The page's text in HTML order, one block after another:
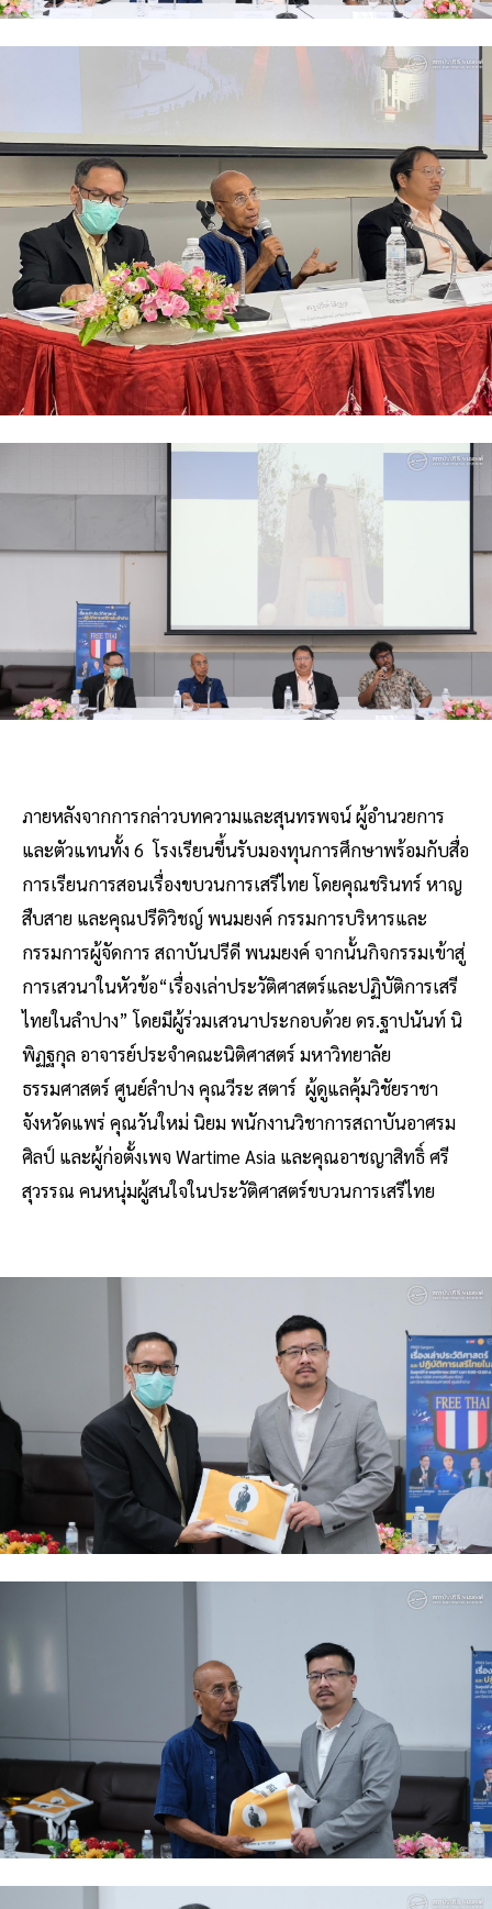
ภายหลังจากการกล่าวบทความและสุนทรพจน์ ผู้อำนวยการ
และตัวแทนทั้ง 6 โรงเรียนขึ้นรับมองทุนการศึกษาพร้อมกับสื่อ
การเรียนการสอนเรื่องขบวนการเสรีไทย โดยคุณชรินทร์ หาญ
สืบสาย และคุณปรีดิวิชญ์ พนมยงค์ กรรมการบริหารและ
กรรมการผู้จัดการ สถาบันปรีดี พนมยงค์ จากนั้นกิจกรรมเข้าสู่
การเสวนาในหัวข้อ“เรื่องเล่าประวัติศาสตร์และปฏิบัติการเสรี
ไทยในลําปาง” โดยมีผู้ร่วมเสวนาประกอบด้วย ดร.ฐาปนันท์ นิ
พิฏฐกุล อาจารย์ประจำคณะนิติศาสตร์ มหาวิทยาลัย
ธรรมศาสตร์ ศูนย์ลำปาง คุณวีระ สตาร์ ผู้ดูแลคุ้มวิชัยราชา
จังหวัดแพร่ คุณวันใหม่ นิยม พนักงานวิชาการสถาบันอาศรม
ศิลป์ และผู้ก่อตั้งเพจ Wartime Asia และคุณอาชญาสิทธิ์ ศรี
สุวรรณ คนหนุ่มผู้สนใจในประวัติศาสตร์ขบวนการเสรีไทย